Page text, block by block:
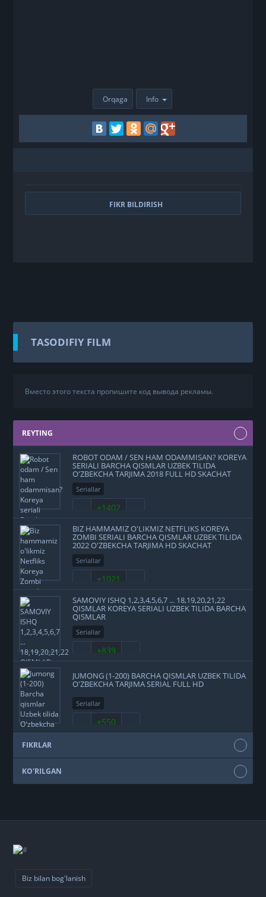
Orqaga Info
FIKR BILDIRISH
TASODIFIY FILM
Вместо этого текста пропишите код вывода рекламы.
REYTING
ROBOT ODAM / SEN HAM ODAMMISAN? KOREYA
SERIALI BARCHA QISMLAR UZBEK TILIDA
O'ZBEKCHA TARJIMA 2018 FULL HD SKACHAT
Seriallar
+1402
BIZ HAMMAMIZ O'LIKMIZ NETFLIKS KOREYA
ZOMBI SERIALI BARCHA QISMLAR UZBEK TILIDA
2022 O'ZBEKCHA TARJIMA HD SKACHAT
Seriallar
+1021
SAMOVIY ISHQ 1,2,3,4,5,6,7 ... 18,19,20,21,22
QISMLAR KOREYA SERIALI UZBEK TILIDA BARCHA
QISMLAR
Seriallar
+839
JUMONG (1-200) BARCHA QISMLAR UZBEK TILIDA
O'ZBEKCHA TARJIMA SERIAL FULL HD
Seriallar
+550
FIKRLAR
KO'RILGAN
Biz bilan bog'lanish